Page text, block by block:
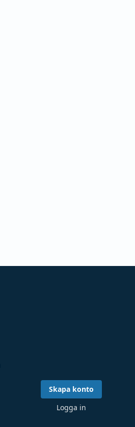
Skapa konto
Logga in